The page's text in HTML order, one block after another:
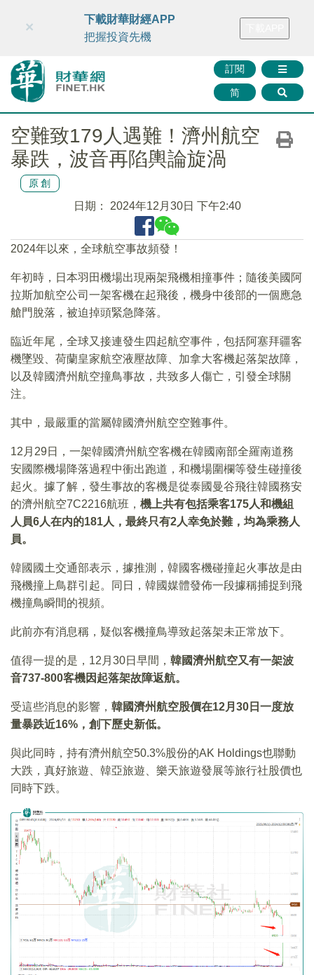
財華智庫網 FINTV FINMETA 財華證券 媒體矩陣
訂閱
简
×
下載財華財經APP
把握投資先機
空難致179人遇難！濟州航空
暴跌，波音再陷輿論旋渦
原創
日期： 2024年12月30日 下午2:40
2024年以來，全球航空事故頻發！
年初時，日本羽田機場出現兩架飛機相撞事件；隨後美國阿
拉斯加航空公司一架客機在起飛後，機身中後部的一個應急
艙門脫落，被迫掉頭緊急降落。
臨近年尾，全球又接連發生四起航空事件，包括阿塞拜疆客
機墜毀、荷蘭皇家航空液壓故障、加拿大客機起落架故障，
以及韓國濟州航空撞鳥事故，共致多人傷亡，引發全球關
注。
其中，最嚴重的當屬韓國濟州航空空難事件。
12月29日，一架韓國濟州航空客機在韓國南部全羅南道務
安國際機場降落過程中衝出跑道，和機場圍欄等發生碰撞後
起火。據了解，發生事故的客機是從泰國曼谷飛往韓國務安
的濟州航空7C2216航班， 機上共有包括乘客175人和機組
人員6人在内的181人，最終只有2人幸免於難，均為乘務人
員。
韓國國土交通部表示，據推測，韓國客機碰撞起火事故是由
飛機撞上鳥群引起。同日，韓國媒體發佈一段據稱捕捉到飛
機撞鳥瞬間的視頻。
此前亦有消息稱，疑似客機撞鳥導致起落架未正常放下。
值得一提的是，12月30日早間， 韓國濟州航空又有一架波
音737-800客機因起落架故障返航。
受這些消息的影響， 韓國濟州航空股價在12月30日一度放
量暴跌近16%，創下歷史新低。
與此同時，持有濟州航空50.3%股份的AK Holdings也聯動
大跌，真好旅遊、韓亞旅遊、樂天旅遊發展等旅行社股價也
同時下跌。